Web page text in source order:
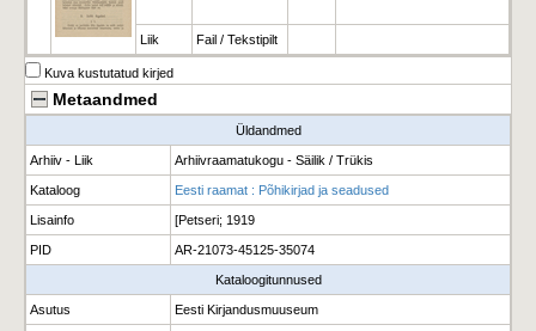
Liik Fail / Tekstipilt
Kuva kustutatud kirjed
Metaandmed
Üldandmed
Arhiiv - Liik Arhiivraamatukogu - Säilik / Trükis
Kataloog Eesti raamat : Põhikirjad ja seadused
Lisainfo [Petseri; 1919
PID AR-21073-45125-35074
Kataloogitunnused
Asutus Eesti Kirjandusmuuseum